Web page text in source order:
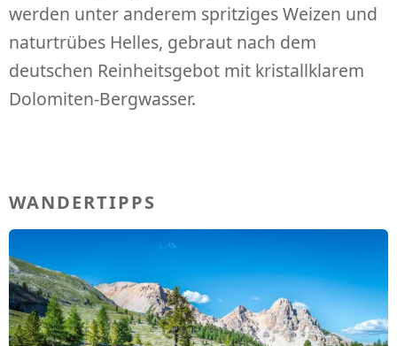
werden unter anderem spritziges Weizen und
naturtrübes Helles, gebraut nach dem
deutschen Reinheitsgebot mit kristallklarem
Dolomiten-Bergwasser.
WANDERTIPPS